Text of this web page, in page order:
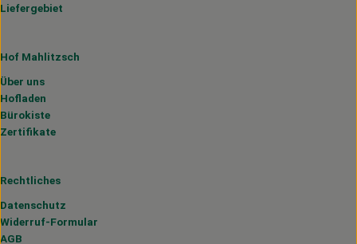
Liefergebiet
Hof Mahlitzsch
Über uns
Hofladen
Bürokiste
Zertifikate
Rechtliches
Datenschutz
Widerruf-Formular
AGB